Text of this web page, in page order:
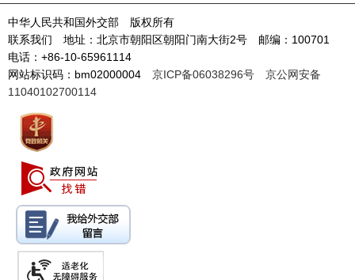
中华人民共和国外交部 版权所有
联系我们 地址：北京市朝阳区朝阳门南大街2号 邮编：100701
电话：+86-10-65961114
网站标识码：bm02000004 京ICP备06038296号
京公网安备
11040102700114